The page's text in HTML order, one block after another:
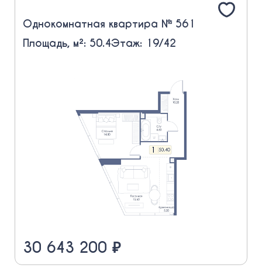
Однокомнатная квартира № 561
Площадь, м²: 50.4Этаж: 19/42
30 643 200 ₽